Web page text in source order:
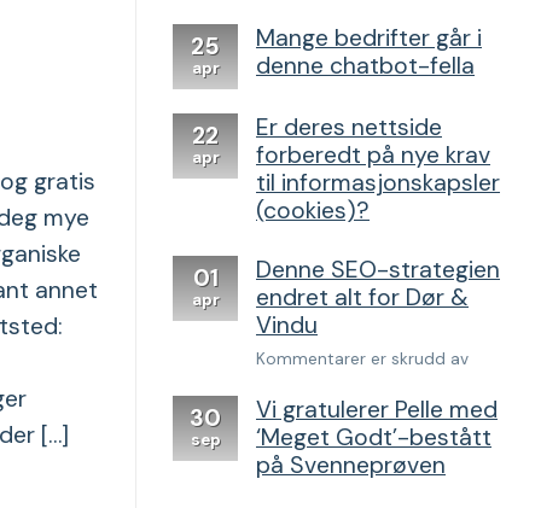
gratis
mye
annet
[…]
25
apr
Mange bedrifter går i
denne chatbot-fella
22
apr
Er deres nettside
forberedt på nye krav
til informasjonskapsler
(cookies)?
01
apr
Denne SEO-strategien
endret alt for Dør &
Vindu
Kommentarer er skrudd avfor
SEO-
30
sep
Vi gratulerer Pelle med
‘Meget Godt’-bestått
på Svenneprøven